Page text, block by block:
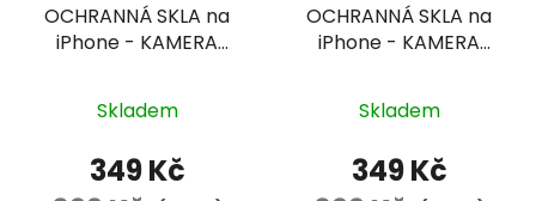
OCHRANNÁ SKLA na
iPhone - KAMERA
hodnocení
produktu
je
Skladem
349 Kč
OCHRANNÁ SKLA na
iPhone - KAMERA
hodnocení
produktu
je
Skladem
349 Kč